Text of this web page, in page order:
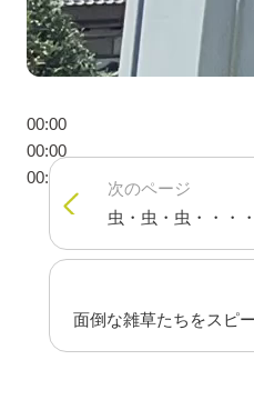
00:00
00:00
00:21
次のページ
虫・虫・虫・・・
面倒な雑草たちをスピ